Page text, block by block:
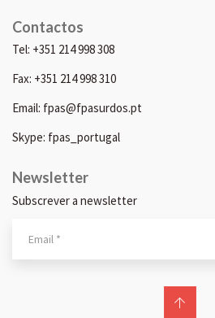
Contactos
Tel: +351 214 998 308
Fax: +351 214 998 310
Email: fpas@fpasurdos.pt
Skype: fpas_portugal
Newsletter
Subscrever a newsletter